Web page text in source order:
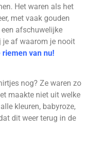
Het waren als het
met vaak gouden
afschuwelijke
je af waarom je nooit
riemen van nu!
nog? Ze waren zo
maakte niet uit welke
kleuren, babyroze,
dit weer terug in de